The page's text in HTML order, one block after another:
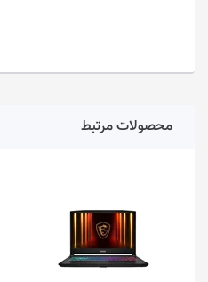
محصولات مرتبط